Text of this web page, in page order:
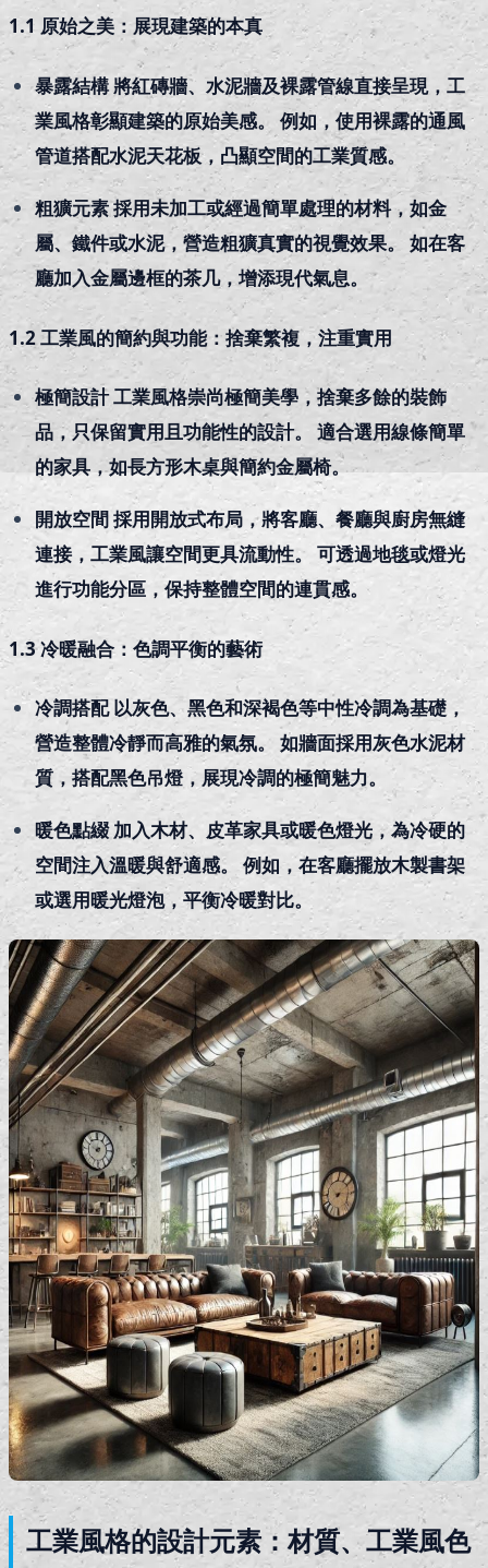
1.1 原始之美：展現建築的本真
暴露結構 將紅磚牆、水泥牆及裸露管線直接呈現，工
業風格彰顯建築的原始美感。 例如，使用裸露的通風
管道搭配水泥天花板，凸顯空間的工業質感。
粗獷元素 採用未加工或經過簡單處理的材料，如金
屬、鐵件或水泥，營造粗獷真實的視覺效果。 如在客
廳加入金屬邊框的茶几，增添現代氣息。
1.2 工業風的簡約與功能：捨棄繁複，注重實用
極簡設計 工業風格崇尚極簡美學，捨棄多餘的裝飾
品，只保留實用且功能性的設計。 適合選用線條簡單
的家具，如長方形木桌與簡約金屬椅。
開放空間 採用開放式布局，將客廳、餐廳與廚房無縫
連接，工業風讓空間更具流動性。 可透過地毯或燈光
進行功能分區，保持整體空間的連貫感。
1.3 冷暖融合：色調平衡的藝術
冷調搭配 以灰色、黑色和深褐色等中性冷調為基礎，
營造整體冷靜而高雅的氣氛。 如牆面採用灰色水泥材
質，搭配黑色吊燈，展現冷調的極簡魅力。
暖色點綴 加入木材、皮革家具或暖色燈光，為冷硬的
空間注入溫暖與舒適感。 例如，在客廳擺放木製書架
或選用暖光燈泡，平衡冷暖對比。
工業風格的設計元素：材質、工業風色